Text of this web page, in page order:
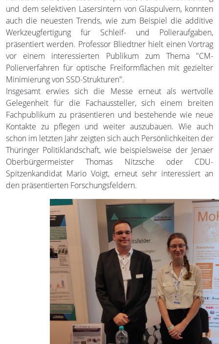
und dem selektiven Lasersintern von Glaspulvern, konnten
auch die neuesten Trends, wie zum Beispiel die additive
Werkzeugfertigung für Schleif- und Polieraufgaben,
präsentiert werden. Professor Bliedtner hielt einen Vortrag
vor einem interessierten Publikum zum Thema "CM-
Polierverfahren für optische Freiformflächen mit gezielter
Minimierung von SSD-Strukturen".
Insgesamt erwies sich die Messe erneut als wertvolle
Gelegenheit für die Fachaussteller, sich einem breiten
Fachpublikum zu präsentieren und bestehende wie neue
Kontakte zu pflegen und weiter auszubauen. Wie auch
schon im letzten Jahr zeigten sich auch Persönlichkeiten der
Thüringer Politiklandschaft, wie beispielsweise der Jenaer
Oberbürgermeister Thomas Nitzsche oder CDU-
Spitzenkandidat Mario Voigt, erneut sehr interessiert an
den präsentierten Forschungsfeldern.